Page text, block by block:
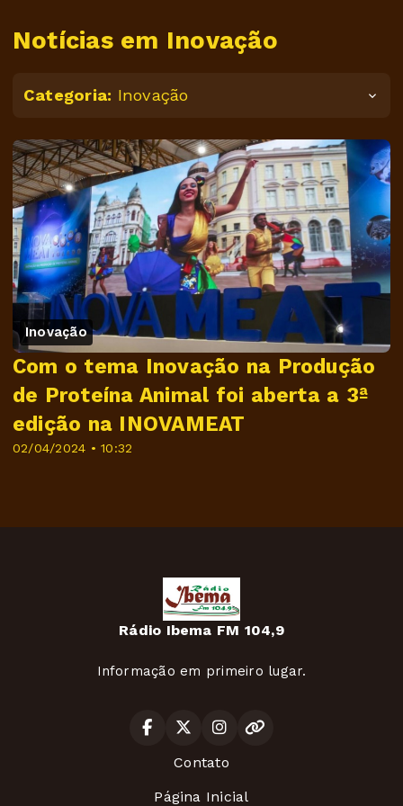
Notícias em Inovação
Categoria: Inovação
Inovação
02/04/2024 • 10:32
Com o tema Inovação na Produção
de Proteína Animal foi aberta a 3ª
edição na INOVAMEAT
Rádio Ibema FM 104,9
Informação em primeiro lugar.
Contato
Página Inicial